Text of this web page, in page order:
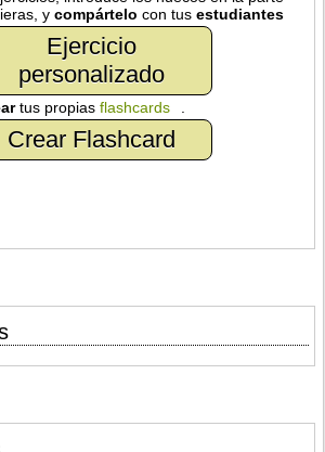
ycompártelo con tusestudiantes
Ejercicio
personalizado
tus propiasflashcards
Crear Flashcard